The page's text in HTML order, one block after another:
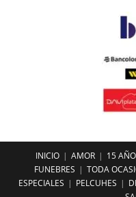
INICIO AMOR 15
FUNEBRES
TODA
ESPECIALES
PELCUHES